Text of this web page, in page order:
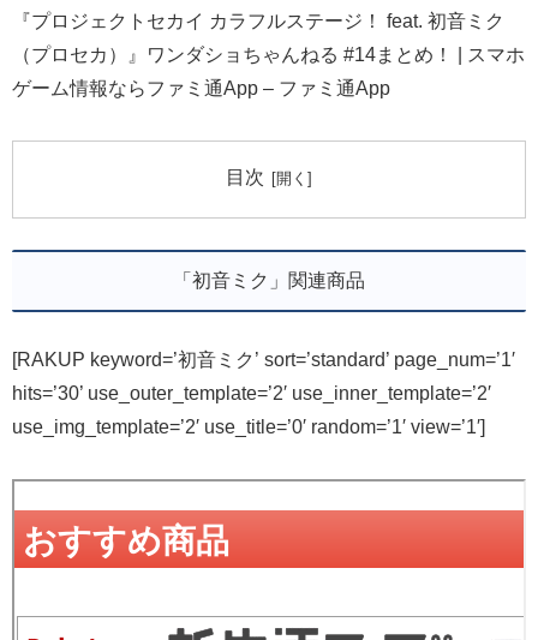
『プロジェクトセカイ カラフルステージ！ feat. 初音ミク
（プロセカ）』ワンダショちゃんねる #14まとめ！ | スマホ
ゲーム情報ならファミ通App – ファミ通App
目次
「初音ミク」関連商品
[RAKUP keyword=’初音ミク’ sort=’standard’ page_num=’1′
hits=’30’ use_outer_template=’2′ use_inner_template=’2′
use_img_template=’2′ use_title=’0′ random=’1′ view=’1′]